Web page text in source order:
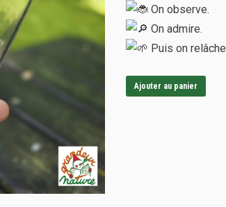
On observe.
On admire.
Puis on
Ajouter au panier